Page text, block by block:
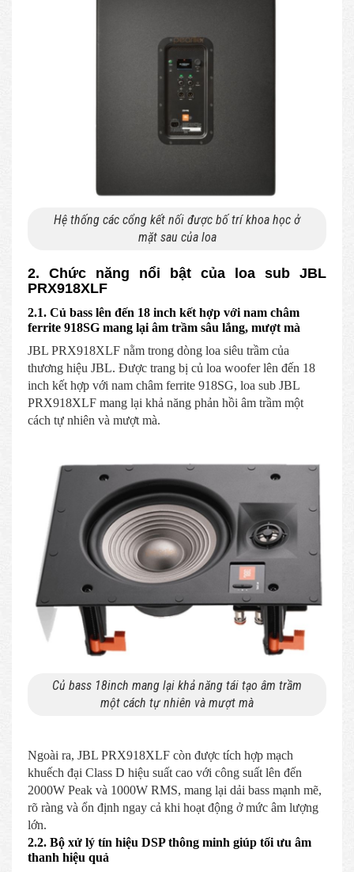
Hệ thống các cổng kết nối được bố trí khoa học ở
mặt sau của loa
2. Chức năng nổi bật của loa sub JBL
PRX918XLF
2.1. Củ bass lên đến 18 inch kết hợp với nam châm
ferrite 918SG mang lại âm trầm sâu lắng, mượt mà
JBL PRX918XLF nằm trong dòng loa siêu trầm của
thương hiệu JBL. Được trang bị củ loa woofer lên đến 18
inch kết hợp với nam châm ferrite 918SG, loa sub JBL
PRX918XLF mang lại khả năng phản hồi âm trầm một
cách tự nhiên và mượt mà.
Củ bass 18inch mang lại khả năng tái tạo âm trầm
một cách tự nhiên và mượt mà
Ngoài ra, JBL PRX918XLF còn được tích hợp mạch
khuếch đại Class D hiệu suất cao với công suất lên đến
2000W Peak và 1000W RMS, mang lại dải bass mạnh mẽ,
rõ ràng và ổn định ngay cả khi hoạt động ở mức âm lượng
lớn.
2.2. Bộ xử lý tín hiệu DSP thông minh giúp tối ưu âm
thanh hiệu quả